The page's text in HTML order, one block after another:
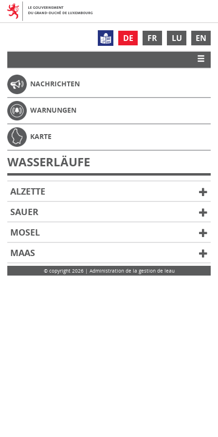
DE FR LU EN
NACHRICHTEN
WARNUNGEN
KARTE
WASSERLÄUFE
ALZETTE
SAUER
MOSEL
MAAS
© copyright 2026 | Administration de la gestion de leau